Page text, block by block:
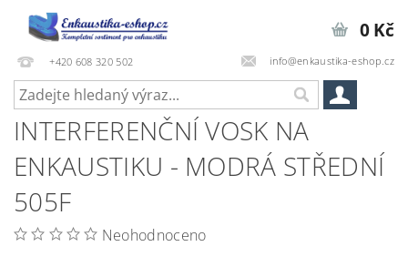
+420 608 320 502 info@enkaustika-eshop.cz
0 Kč
INTERFERENČNÍ VOSK NA
ENKAUSTIKU - MODRÁ STŘEDNÍ
505F
Neohodnoceno